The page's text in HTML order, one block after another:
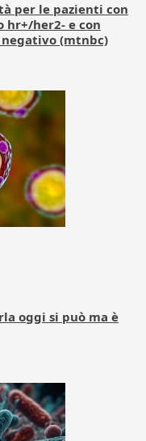
per le pazienti con
her2- e con
(mtnbc)
oggi si può ma è